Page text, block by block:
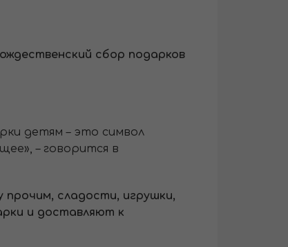
сбор подарков
детям – это символ
– говорится в
прочим, сладости, игрушки,
и доставляют к